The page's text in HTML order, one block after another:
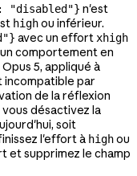
"disabled"} n'est
highou inférieur.
avec un effort xhigh
comportement en
5, appliqué à
incompatible par
de la réflexion
désactivez la
soit
l'effort à highou
et supprimez le champ